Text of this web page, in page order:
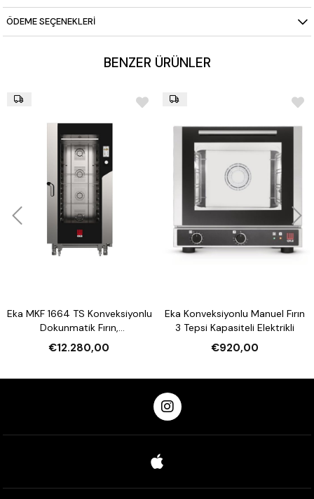
ÖDEME SEÇENEKLERI
BENZER ÜRÜNLER
Eka MKF 1664 TS Konveksiyonlu
Dokunmatik Fırın,
Nemlendirmeli 16 Tepsi
Kapasiteli Elektrikli
€12.280,00
Eka Konveksiyonlu Manuel Fırın
3 Tepsi Kapasiteli Elektrikli
€920,00